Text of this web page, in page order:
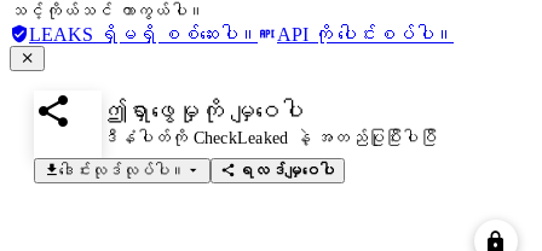
သင့်ကိုယ်သင် ကာကွယ်ပါ။
LEAKS ရှိမရှိ စစ်ဆေးပါ။ API ကို ပေါင်းစပ်ပါ။
ဤရှာဖွေမှုကို မျှဝေပါ
ဒီနံပါတ်ကို CheckLeaked နဲ့ အတည်ပြုပြီးပါပြီ
ဒေါင်းလုဒ်လုပ်ပါ။
ရလဒ်မျှဝေပါ